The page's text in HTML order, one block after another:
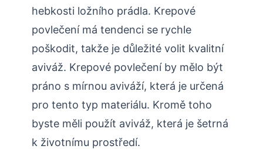
hebkosti ložního prádla. Krepové
povlečení má tendenci se rychle
poškodit, takže je důležité volit kvalitní
aviváž. Krepové povlečení by mělo být
práno s mírnou aviváží, která je určená
pro tento typ materiálu. Kromě toho
byste měli použít aviváž, která je šetrná
k životnímu prostředí.